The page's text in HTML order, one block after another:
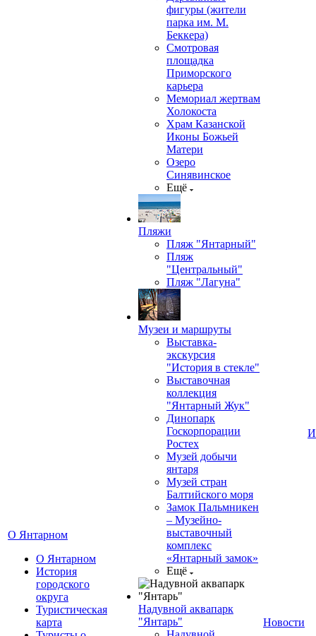
О Янтарном
О Янтарном
История
городского
округа
Туристическая
карта
фигуры (жители
парка им. М.
Беккера)
Смотровая
площадка
Приморского
карьера
Мемориал жертвам
Холокоста
Храм Казанской
Иконы Божьей
Матери
Озеро
Синявинское
Ещё
Пляжи
Пляж "Янтарный"
Пляж
"Центральный"
Пляж "Лагуна"
Музеи и маршруты
Выставка-
экскурсия
"История в стекле"
Выставочная
коллекция
"Янтарный Жук"
Динопарк
Госкорпорации
Ростех
Музей добычи
янтаря
Музей стран
Балтийского моря
Замок Пальмникен
– Музейно-
выставочный
комплекс
«Янтарный замок»
Ещё
Надувной аквапарк
"Янтарь"
Новости